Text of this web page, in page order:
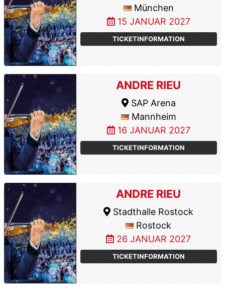
München
15 JANUAR 2027
TICKETINFORMATION
ANDRE RIEU
SAP Arena
Mannheim
16 JANUAR 2027
TICKETINFORMATION
ANDRE RIEU
Stadthalle Rostock
Rostock
26 JANUAR 2027
TICKETINFORMATION